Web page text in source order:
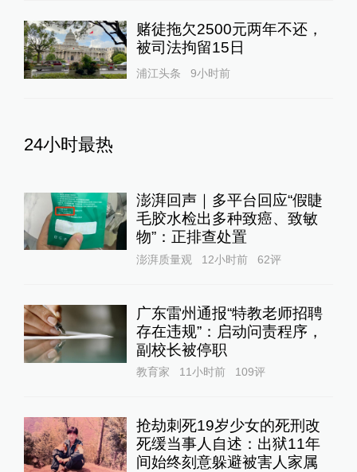
赌徒拖欠2500元两年不还，
被司法拘留15日
浦江头条 9小时前
24小时最热
澎湃回声｜多平台回应“假睫
毛胶水检出多种致癌、致敏
物”：正排查处置
澎湃质量观 12小时前 62评
广东雷州通报“特教老师招聘
存在违规”：启动问责程序，
副校长被停职
教育家 11小时前 109评
抢劫刺死19岁少女的死刑改
死缓当事人自述：出狱11年
间始终刻意躲避被害人家属